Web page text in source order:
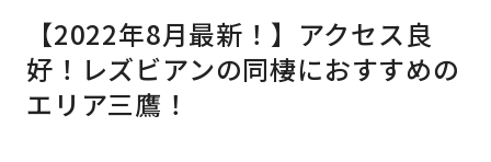
【2022年8月最新！】アクセス良
好！レズビアンの同棲におすすめの
エリア三鷹！